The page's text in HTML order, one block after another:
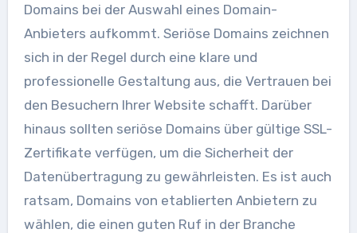
Domains bei der Auswahl eines Domain-
Anbieters aufkommt. Seriöse Domains zeichnen
sich in der Regel durch eine klare und
professionelle Gestaltung aus, die Vertrauen bei
den Besuchern Ihrer Website schafft. Darüber
hinaus sollten seriöse Domains über gültige SSL-
Zertifikate verfügen, um die Sicherheit der
Datenübertragung zu gewährleisten. Es ist auch
ratsam, Domains von etablierten Anbietern zu
wählen, die einen guten Ruf in der Branche